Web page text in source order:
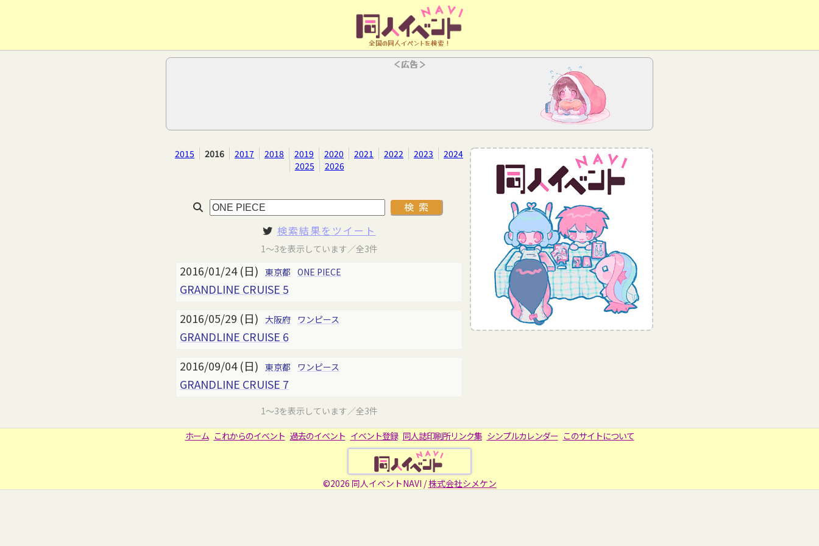
全国の同人イベントを検索！
＜広告＞
2015 2016 2017 2018 2019 2020 2021 2022 2023
2024
2025
2026
検索結果をツイート
1～3を表示しています／全3件
2016/01/24 (日) 東京都 ONE PIECE
GRANDLINE CRUISE 5
2016/05/29 (日) 大阪府 ワンピース
GRANDLINE CRUISE 6
2016/09/04 (日) 東京都 ワンピース
GRANDLINE CRUISE 7
1～3を表示しています／全3件
ホーム これからのイベント 過去のイベント イベント登録 同人誌印刷所リンク集 シンプルカレンダー このサイトについて
©2026 同人イベントNAVI /株式会社シメケン